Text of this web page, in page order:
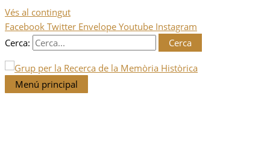
Vés al contingut
Facebook Twitter Envelope Youtube Instagram
Cerca:
Menú principal